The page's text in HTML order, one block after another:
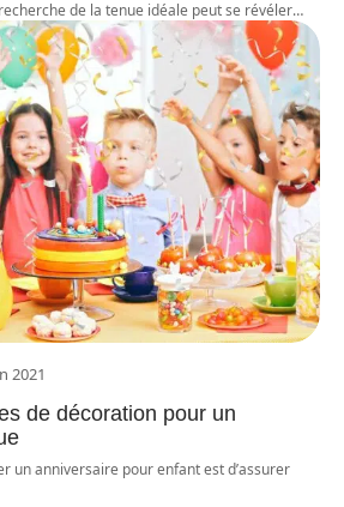
de la tenue idéale peut se révéler…
2021
de décoration pour un
un anniversaire pour enfant est d’assurer